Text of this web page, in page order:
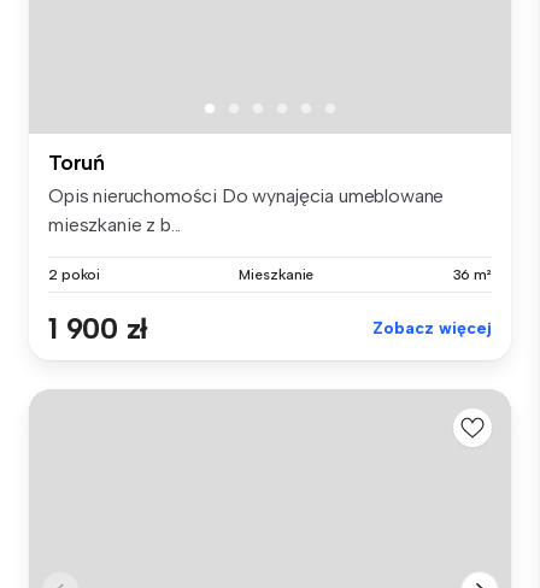
Toruń
Opis nieruchomości Do wynajęcia umeblowane
mieszkanie z b...
2 pokoi Mieszkanie 36 m²
1 900 zł Zobacz więcej